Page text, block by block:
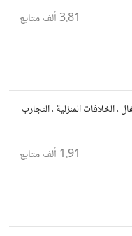
3.81 ألف متابع
، الخلافات المنزلية ، التجارب
1.91 ألف متابع